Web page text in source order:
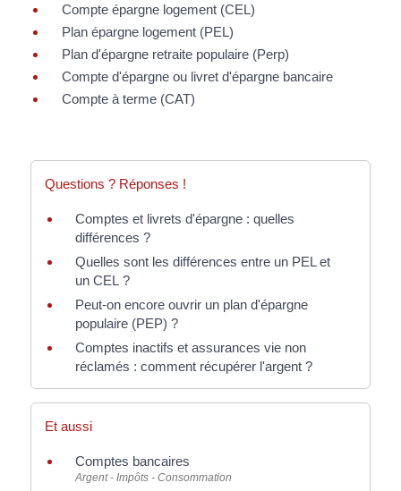
Compte épargne logement (CEL)
Plan épargne logement (PEL)
Plan d'épargne retraite populaire (Perp)
Compte d'épargne ou livret d'épargne bancaire
Compte à terme (CAT)
Questions ? Réponses !
Comptes et livrets d'épargne : quelles
différences ?
Quelles sont les différences entre un PEL et
un CEL ?
Peut-on encore ouvrir un plan d'épargne
populaire (PEP) ?
Comptes inactifs et assurances vie non
réclamés : comment récupérer l'argent ?
Et aussi
Comptes bancaires
Argent - Impôts - Consommation